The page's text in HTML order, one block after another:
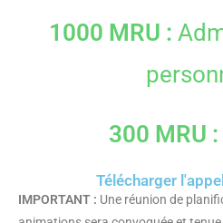
1000 MRU :
300 MRU :
Télécharger
IMPORTANT : Une réunion de